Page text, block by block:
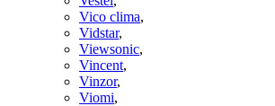
Vico clima,
Vidstar,
Viewsonic,
Vincent,
Vinzor,
Viomi,